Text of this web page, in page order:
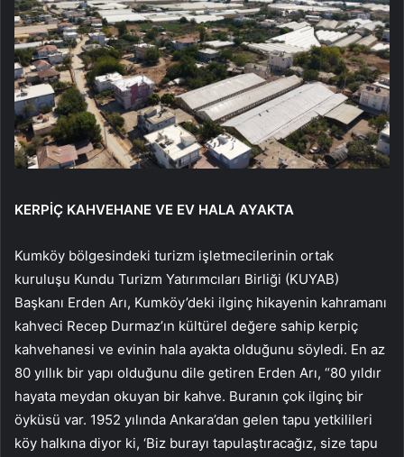
KERPİÇ KAHVEHANE VE EV HALA AYAKTA
Kumköy bölgesindeki turizm işletmecilerinin ortak
kuruluşu Kundu Turizm Yatırımcıları Birliği (KUYAB)
Başkanı Erden Arı, Kumköy’deki ilginç hikayenin kahramanı
kahveci Recep Durmaz’ın kültürel değere sahip kerpiç
kahvehanesi ve evinin hala ayakta olduğunu söyledi. En az
80 yıllık bir yapı olduğunu dile getiren Erden Arı, “80 yıldır
hayata meydan okuyan bir kahve. Buranın çok ilginç bir
öyküsü var. 1952 yılında Ankara’dan gelen tapu yetkilileri
köy halkına diyor ki, ‘Biz burayı tapulaştıracağız, size tapu